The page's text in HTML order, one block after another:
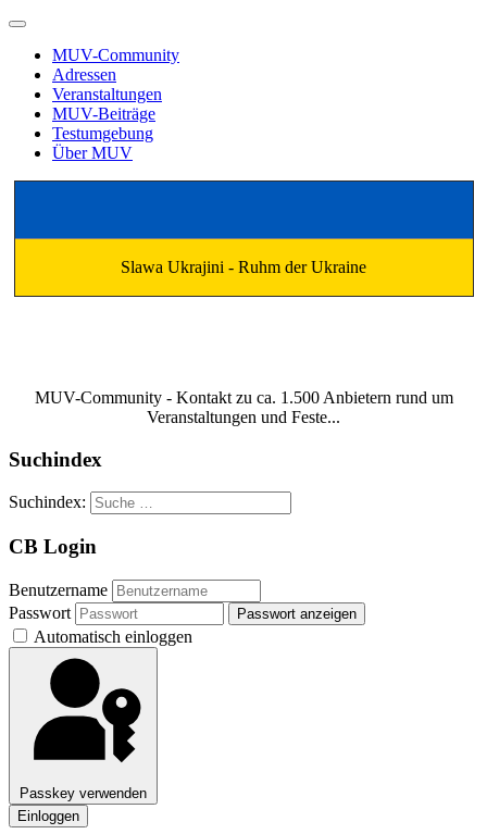
MUV-Community
Adressen
Veranstaltungen
MUV-Beiträge
Testumgebung
Über MUV
Slawa Ukrajini - Ruhm der Ukraine
MUV-Community - Kontakt zu ca. 1.500 Anbietern rund um
Veranstaltungen und Feste...
Suchindex
Suchindex:
CB Login
Benutzername
Passwort
Passwort anzeigen
Automatisch einloggen
Passkey verwenden
Einloggen